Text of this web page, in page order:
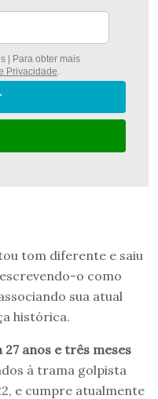
| Para obter mais
Privacidade.
tom diferente e saiu
o como
sua atual
histórica.
anos e três meses
à trama golpista
e cumpre atualmente